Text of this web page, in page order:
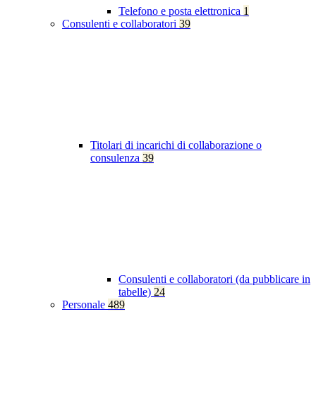
Telefono e posta elettronica 1
Consulenti e collaboratori 39
Titolari di incarichi di collaborazione o
consulenza 39
Consulenti e collaboratori (da pubblicare in
tabelle) 24
Personale 489